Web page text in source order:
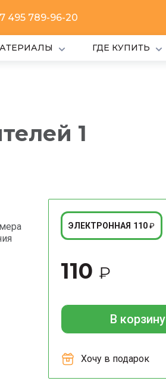
495 789-96-20
ГДЕ КУПИТЬ
1
ЭЛЕКТРОННАЯ 110 ₽
110 ₽
В корзину
Хочу в подарок